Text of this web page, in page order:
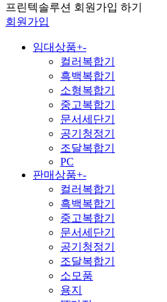
프린텍솔루션 회원가입 하기
회원가입
임대상품+-
컬러복합기
흑백복합기
소형복합기
중고복합기
문서세단기
공기청정기
조달복합기
PC
판매상품+-
컬러복합기
흑백복합기
중고복합기
문서세단기
공기청정기
조달복합기
소모품
용지